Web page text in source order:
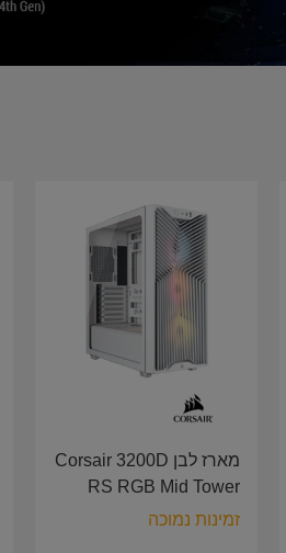
מארז לבן Corsair 3200D
RS RGB Mid Tower
CASE White CC-
זמינות נמוכה